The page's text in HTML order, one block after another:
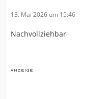
13. Mai 2026 um 15:46
Nachvollziehbar